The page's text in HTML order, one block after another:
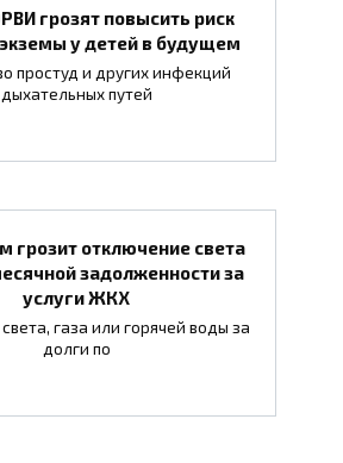
грозят повысить риск
у детей в будущем
простуд и других инфекций
дыхательных путей
грозит отключение света
задолженности за
услуги ЖКХ
газа или горячей воды за
долги по